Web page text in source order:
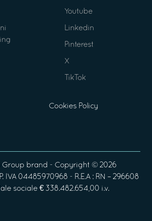
Youtube
Linkedin
Pinterest
X
TikTok
Cookies Policy
Group brand - Copyright © 2026
P. IVA 04485970968 - R.E.A : RN – 296608
sociale € 338.482.654,00 i.v.